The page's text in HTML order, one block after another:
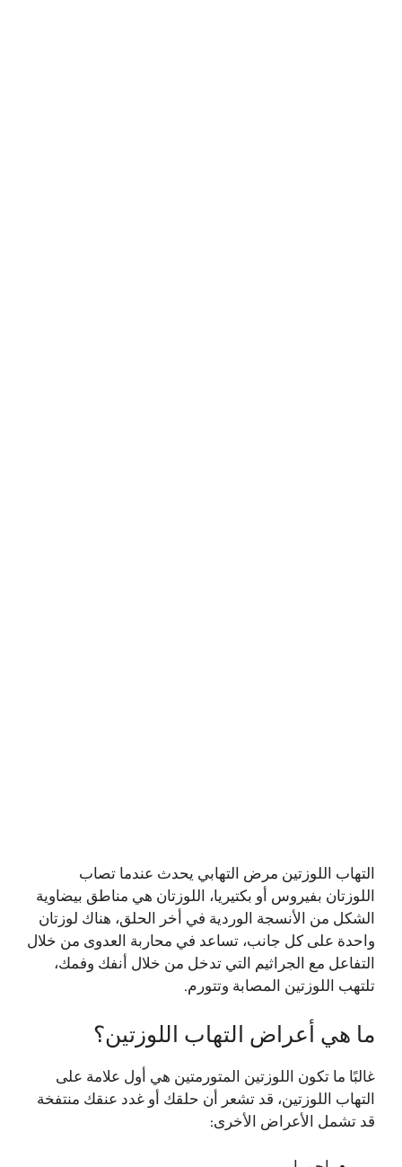
التهاب اللوزتين مرض التهابي يحدث عندما تصاب
اللوزتان بفيروس أو بكتيريا، اللوزتان هي مناطق بيضاوية
الشكل من الأنسجة الوردية في أخر الحلق، هناك لوزتان
واحدة على كل جانب، تساعد في محاربة العدوى من خلال
التفاعل مع الجراثيم التي تدخل من خلال أنفك وفمك،
تلتهب اللوزتين المصابة وتتورم.
ما هي أعراض التهاب اللوزتين؟
غالبًا ما تكون اللوزتين المتورمتين هي أول علامة على
التهاب اللوزتين، قد تشعر أن حلقك أو غدد عنقك منتفخة
قد تشمل الأعراض الأخرى: